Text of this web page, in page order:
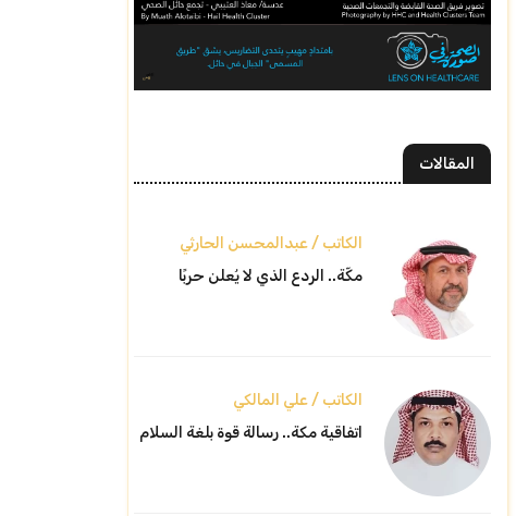
المقالات
الكاتب / عبدالمحسن الحارثي
مكّة.. الردع الذي لا يُعلن حربًا
الكاتب / علي المالكي
اتفاقية مكة.. رسالة قوة بلغة السلام